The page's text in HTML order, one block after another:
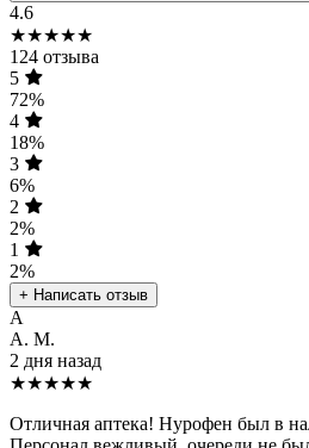
4.6
★★★★★
124 отзыва
5
72%
4
18%
3
6%
2
2%
1
2%
+ Написать отзыв
А
А. М.
2 дня назад
★★★★★
Отличная аптека! Нурофен был в